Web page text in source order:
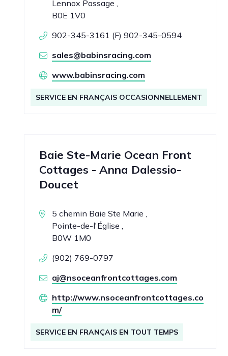
Lennox Passage ,
B0E 1V0
902-345-3161 (F) 902-345-0594
sales@babinsracing.com
www.babinsracing.com
SERVICE EN FRANÇAIS OCCASIONNELLEMENT
Baie Ste-Marie Ocean Front
Cottages - Anna Dalessio-
Doucet
5 chemin Baie Ste Marie ,
Pointe-de-l'Église ,
B0W 1M0
(902) 769-0797
aj@nsoceanfrontcottages.com
http://www.nsoceanfrontcottages.co
m/
SERVICE EN FRANÇAIS EN TOUT TEMPS